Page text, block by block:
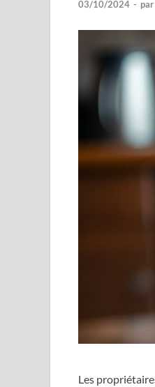
03/10/2024 - par
Les